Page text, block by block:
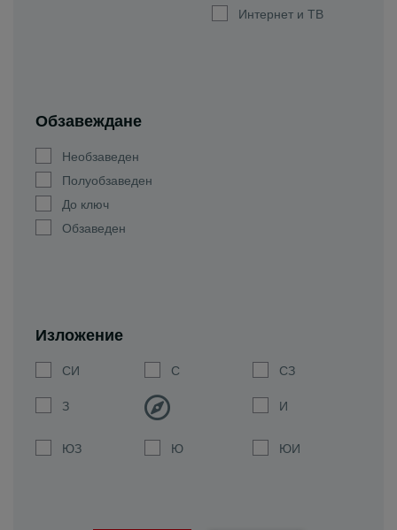
Интернет и ТВ
Обзавеждане
Необзаведен
Полуобзаведен
До ключ
Обзаведен
Изложение
СИ С СЗ
З И
ЮЗ Ю ЮИ